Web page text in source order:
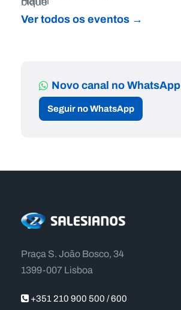
Ver todos os eventos →
Novo canal no WhatsApp
Seguir no WhatsApp
Praça S. João Bosco, 34
1399-007 Lisboa
+351 210 900 500 / 600